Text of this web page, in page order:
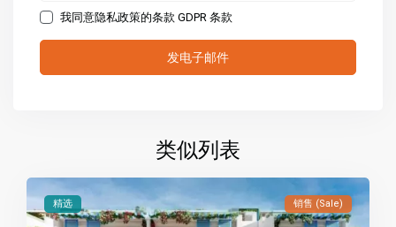
我同意隐私政策的条款GDPR 条款
类似列表
精选 销售 (Sale)